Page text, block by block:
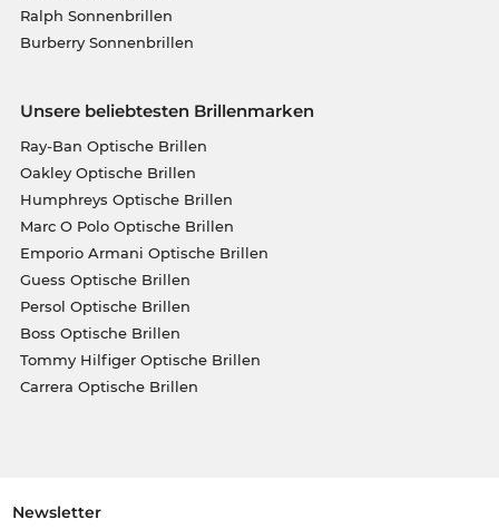
Ralph Sonnenbrillen
Burberry Sonnenbrillen
Unsere beliebtesten Brillenmarken
Ray-Ban Optische Brillen
Oakley Optische Brillen
Humphreys Optische Brillen
Marc O Polo Optische Brillen
Emporio Armani Optische Brillen
Guess Optische Brillen
Persol Optische Brillen
Boss Optische Brillen
Tommy Hilfiger Optische Brillen
Carrera Optische Brillen
Newsletter